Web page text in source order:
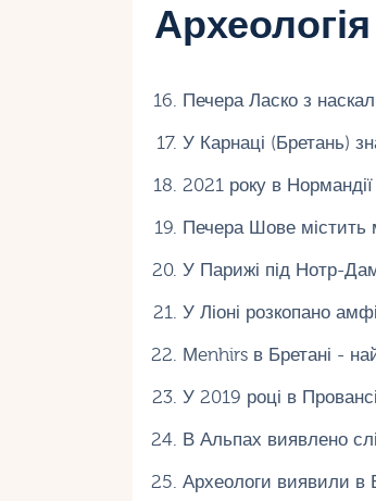
Археологія
Печера Ласко з
У Карнаці (Бретань)
2021 року в Нормандії
Печера Шове містить
У Парижі під Нотр-
У Ліоні розкопано
Мenhirs в Бретані -
У 2019 році в
В Альпах виявлено
Археологи виявили в